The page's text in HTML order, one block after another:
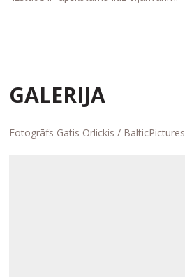
GALERIJA
Fotogrāfs Gatis Orlickis / BalticPictures